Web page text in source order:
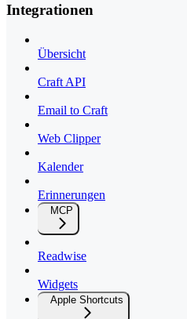
Integrationen
Übersicht
Craft API
Email to Craft
Web Clipper
Kalender
Erinnerungen
MCP
Readwise
Widgets
Apple Shortcuts